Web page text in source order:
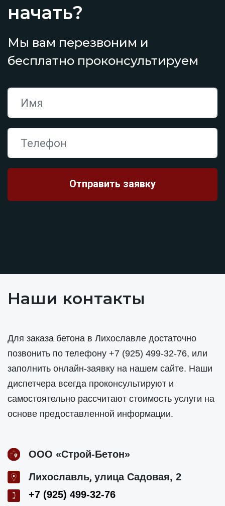
начать?
Мы вам перезвоним и
бесплатно проконсультируем
Наши контакты
Для заказа бетона в Лихославле достаточно
позвонить по телефону +7 (925) 499-32-76, или
заполнить онлайн-заявку на нашем сайте. Наши
диспетчера всегда проконсультируют и
самостоятельно рассчитают стоимость услуги на
основе предоставленной информации.
ООО «Строй-Бетон»
Лихославль, улица Садовая, 2
+7 (925) 499-32-76